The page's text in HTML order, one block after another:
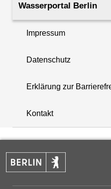
+
−
Wasserportal Berlin
Impressum
Datenschutz
Erklärung zur
Kontakt